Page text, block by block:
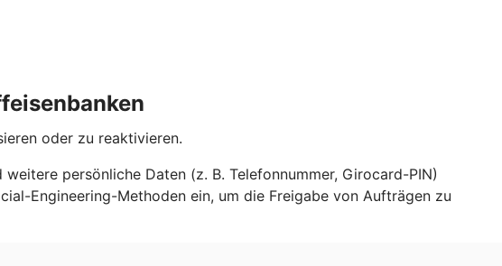
oder zu reaktivieren.
persönliche Daten (z. B. Telefonnummer, Girocard-PIN)
Engineering-Methoden ein, um die Freigabe von Aufträgen zu